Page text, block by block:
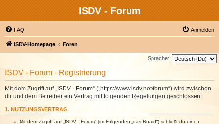
ISDV - Forum
FAQ Anmelden
ISDV-Homepage Foren
Sprache:
ISDV - Forum - Registrierung
Mit dem Zugriff auf „ISDV - Forum“ („https://www.isdv.net/forum“) wird zwischen
dir und dem Betreiber ein Vertrag mit folgenden Regelungen geschlossen:
1. NUTZUNGSVERTRAG
Mit dem Zugriff auf „ISDV - Forum“ (im Folgenden „das Board“) schließt du einen